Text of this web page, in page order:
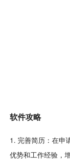
软件攻略
1. 完善简历 ：在申
优势和工作经验，